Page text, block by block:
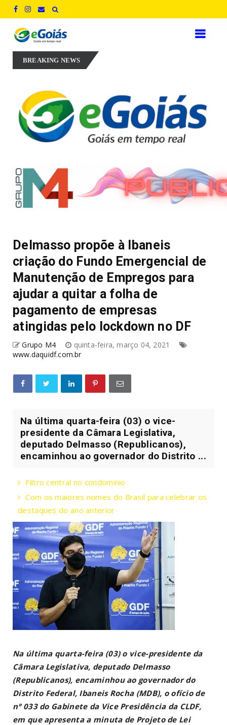
BREAKING NEWS
para defender novo ciclo de crescimento em Goiás
Delmasso propõe à Ibaneis
criação do Fundo Emergencial de
Manutenção de Empregos para
ajudar a quitar a folha de
pagamento de empresas
atingidas pelo lockdown no DF
Grupo M4
quinta-feira, março 04, 2021
www.daquidf.com.br
Na última quarta-feira (03) o vice-
presidente da Câmara Legislativa,
deputado Delmasso (Republicanos),
encaminhou ao governador do Distrito ...
Filtro central no condominio
Com os maiores nomes do Brasil para celebrar os
destaques do ano anterior
Na última quarta-feira (03) o vice-presidente da
Câmara Legislativa, deputado Delmasso
(Republicanos), encaminhou ao governador do
Distrito Federal, Ibaneis Rocha (MDB), o ofício de
n° 033 do Gabinete da Vice Presidência da CLDF,
em que apresenta a minuta de Projeto de Lei